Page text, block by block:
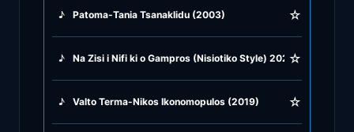
♪ Patoma-Tania Tsanaklidu (2003) ☆
♪ Na Zisi i Nifi ki o Gampros (Nisiotiko Style) 2024☆
♪ Valto Terma-Nikos Ikonomopulos (2019) ☆
♪ Rock Ballads
♪ Rock Music
♪ Tango, Bolero & Polka